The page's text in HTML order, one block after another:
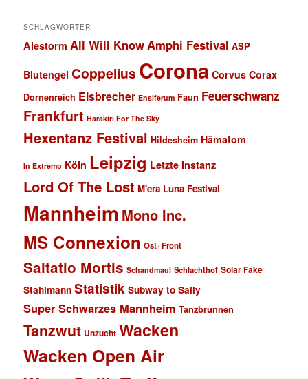
SCHLAGWÖRTER
Alestorm All Will Know Amphi Festival ASP
Blutengel Coppelius Corona Corvus Corax
Dornenreich Eisbrecher Ensiferum Faun Feuerschwanz
Frankfurt Harakiri For The Sky
Hexentanz Festival Hildesheim Hämatom
In Extremo Köln Leipzig Letzte Instanz
Lord Of The Lost M'era Luna Festival
Mannheim Mono Inc.
MS Connexion Ost+Front
Saltatio Mortis Schandmaul Schlachthof Solar Fake
Stahlmann Statistik Subway to Sally
Super Schwarzes Mannheim Tanzbrunnen
Tanzwut Unzucht Wacken
Wacken Open Air